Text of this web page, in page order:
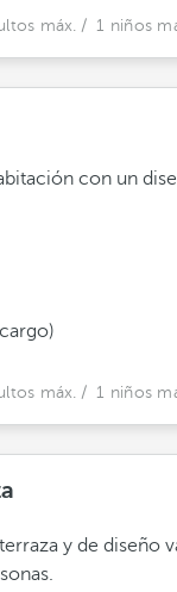
máx. / 1 niños
con un
máx. / 1 niños
y de diseño